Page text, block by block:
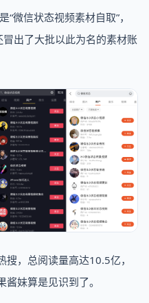
微信状态视频素材自取”，
冒出了大批以此为名的素材账
，总阅读量高达10.5亿，
妹算是见识到了。